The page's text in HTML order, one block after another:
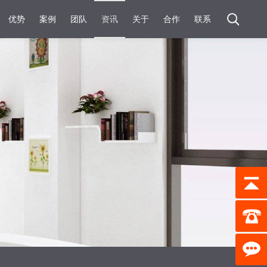
优势 案例 团队 资讯 关于 合作 联系